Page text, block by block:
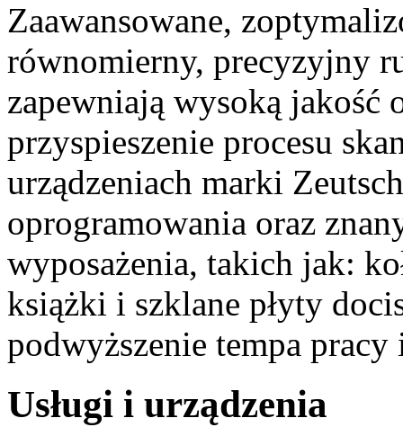
Zaawansowane,
równomierny, precyzyjny
zapewniają wysoką jakość
przyspieszenie procesu
urządzeniach marki
oprogramowania oraz
wyposażenia, takich jak:
książki i szklane płyty
podwyższenie tempa
Usługi i urządzenia